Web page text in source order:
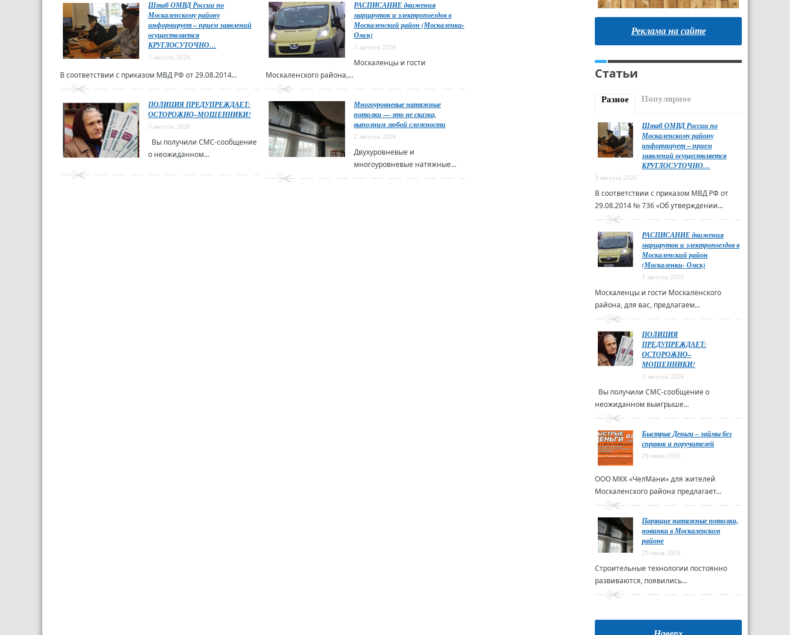
Штаб ОМВД России по
Москаленскому району
информирует – прием заявлений
осуществляется
КРУГЛОСУТОЧНО…
3 августа 2026
В соответствии с приказом МВД РФ от 29.08.2014...
РАСПИСАНИЕ движения
маршруток и электропоездов в
Москаленский район (Москаленки-
Омск)
3 августа 2026
Москаленцы и гости
Москаленского района,...
ПОЛИЦИЯ ПРЕДУПРЕЖДАЕТ:
ОСТОРОЖНО–МОШЕННИКИ!
3 августа 2026
Вы получили СМС-сообщение
о неожиданном...
Многоуровневые натяжные
потолки — это не сказка,
выполним любой сложности
2 августа 2026
Двухуровневые и
многоуровневые натяжные...
Реклама на сайте
Статьи
Разное Популярное
Штаб ОМВД России по
Москаленскому району
информирует – прием
заявлений осуществляется
КРУГЛОСУТОЧНО…
3 августа 2026
В соответствии с приказом МВД РФ от
29.08.2014 № 736 «Об утверждении...
РАСПИСАНИЕ движения
маршруток и электропоездов в
Москаленский район
(Москаленки- Омск)
3 августа 2026
Москаленцы и гости Москаленского
района, для вас, предлагаем...
ПОЛИЦИЯ
ПРЕДУПРЕЖДАЕТ:
ОСТОРОЖНО–
МОШЕННИКИ!
3 августа 2026
Вы получили СМС-сообщение о
неожиданном выигрыше...
Быстрые Деньги – займы без
справок и поручителей
29 июля 2026
ООО МКК «ЧелМани» для жителей
Москаленского района предлагает...
Парящие натяжные потолки,
новинки в Москаленском
районе
29 июля 2026
Строительные технологии постоянно
развиваются, появились...